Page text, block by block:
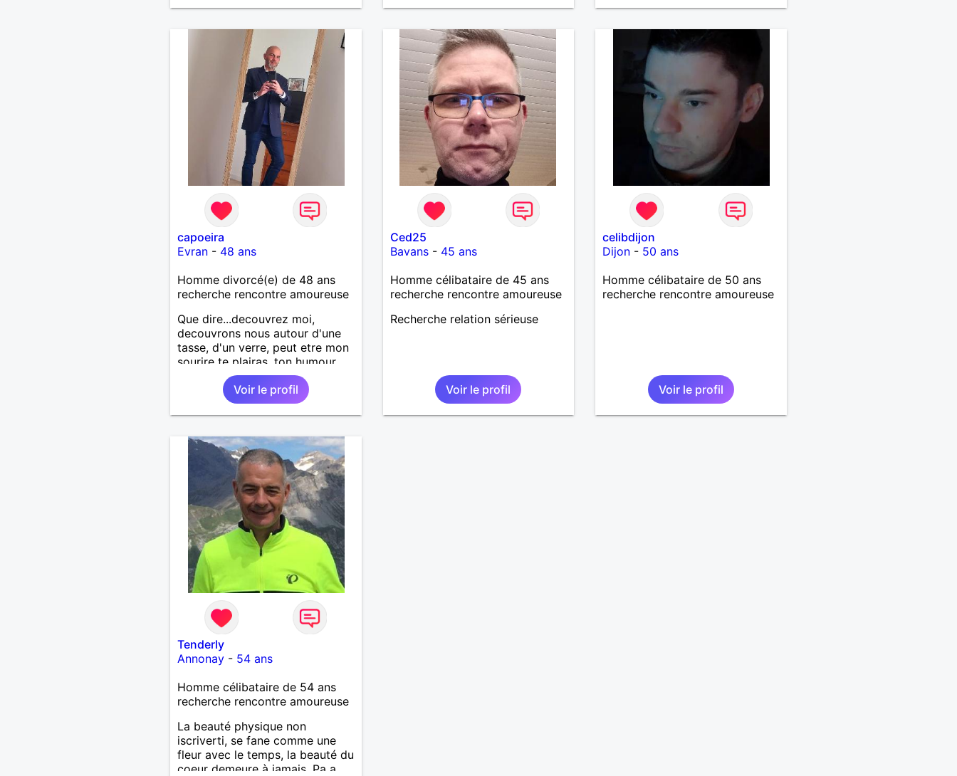
capoeira
Evran- 48 ans
Homme divorcé(e) de 48 ans
recherche rencontre amoureuse
Que dire...decouvrez moi,
decouvrons nous autour d'une
tasse, d'un verre, peut etre mon
sourire te plairas, ton humour
me fera pouffer.. en tout cas on
a tout a gagner.Voir le profil
Ced25
Bavans- 45 ans
Homme célibataire de 45 ans
recherche rencontre amoureuse
Recherche relation sérieuse
Voir le profil
celibdijon
Dijon - 50 ans
Homme célibataire de 50 ans
recherche rencontre amoureuse
Voir le profil
Tenderly
Annonay- 54 ans
Homme célibataire de 54 ans
recherche rencontre amoureuse
La beauté physique non
iscriverti, se fane comme une
fleur avec le temps, la beauté du
coeur demeure à jamais, Pa a